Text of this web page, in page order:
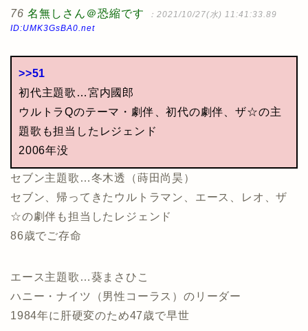
76 名無しさん＠恐縮です
：2021/10/27(水) 11:41:33.89
ID:UMK3GsBA0.net
>>51
初代主題歌…宮内國郎
ウルトラQのテーマ・劇伴、初代の劇伴、ザ☆の主
題歌も担当したレジェンド
2006年没
セブン主題歌…冬木透（蒔田尚昊）
セブン、帰ってきたウルトラマン、エース、レオ、ザ
☆の劇伴も担当したレジェンド
86歳でご存命
エース主題歌…葵まさひこ
ハニー・ナイツ（男性コーラス）のリーダー
1984年に肝硬変のため47歳で早世